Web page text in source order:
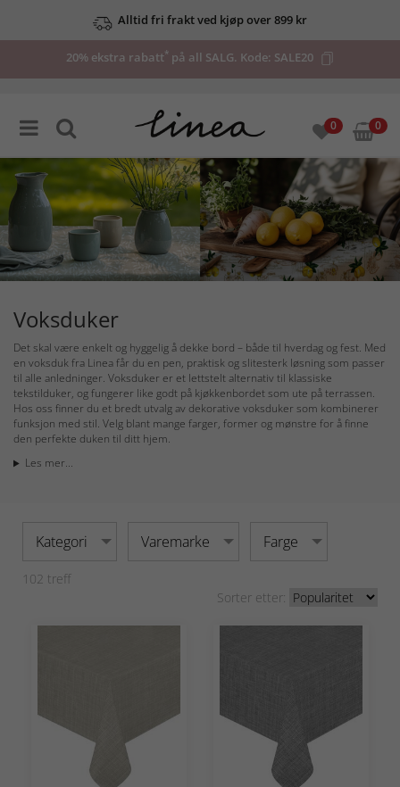
Se våre tilbud her
20% ekstra rabatt* på all SALG. Kode: SALE20
0 0
Voksduker
Det skal være enkelt og hyggelig å dekke bord – både til hverdag og fest. Med
en voksduk fra Linea får du en pen, praktisk og slitesterk løsning som passer
til alle anledninger. Voksduker er et lettstelt alternativ til klassiske
tekstilduker, og fungerer like godt på kjøkkenbordet som ute på terrassen.
Hos oss finner du et bredt utvalg av dekorative voksduker som kombinerer
funksjon med stil. Velg blant mange farger, former og mønstre for å finne
den perfekte duken til ditt hjem.
Les mer...
Kategori Varemarke Farge
102 treff
Sorter etter: